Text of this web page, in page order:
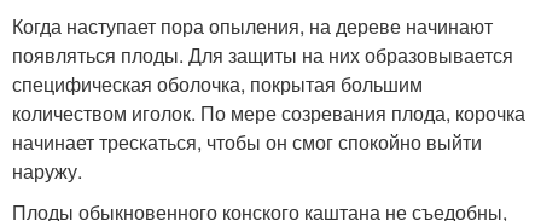
Когда наступает пора опыления, на дереве начинают
появляться плоды. Для защиты на них образовывается
специфическая оболочка, покрытая большим
количеством иголок. По мере созревания плода, корочка
начинает трескаться, чтобы он смог спокойно выйти
наружу.
Плоды обыкновенного конского каштана не съедобны,